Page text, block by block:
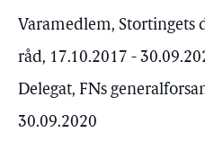
Varamedlem, Stortingets
råd, 17.10.2017 -
Delegat, FNs
30.09.2020